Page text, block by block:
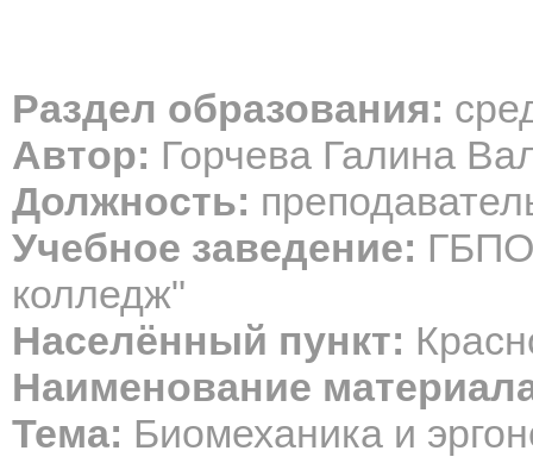
Раздел образования:
Автор: Горчева Галина
Должность:
Учебное заведение:
колледж"
Населённый пункт:
Наименование
Тема: Биомеханика и